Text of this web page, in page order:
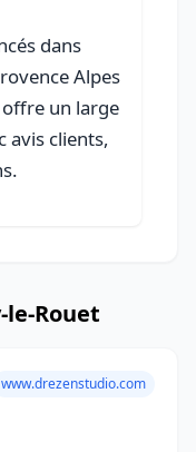
dans
Alpes
offre un large
avis clients,
le-Rouet
www.drezenstudio.com